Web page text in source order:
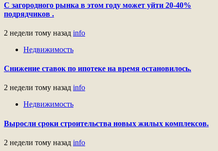
С загородного рынка в этом году может уйти 20-40%
подрядчиков .
2 недели тому назад info
Недвижимость
Снижение ставок по ипотеке на время остановилось.
2 недели тому назад info
Недвижимость
Выросли сроки строительства новых жилых комплексов.
2 недели тому назад info